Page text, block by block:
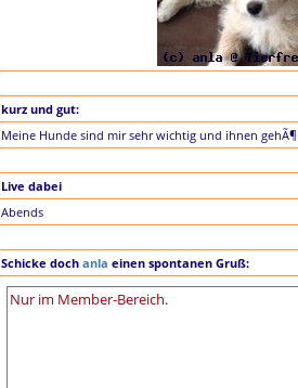
kurz und gut:
Meine Hunde sind mir sehr wichtig und ihnen
Live dabei
Abends
Schicke doch anla einen spontanen Gruß: